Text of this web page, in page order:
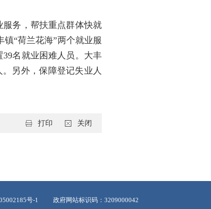
服务，帮扶重点群体快就
“荷兰花海”两个就业服
名就业困难人员。大丰
另外，保障登记失业人
打印 关闭
号-1 政府网站标识码：3209000042